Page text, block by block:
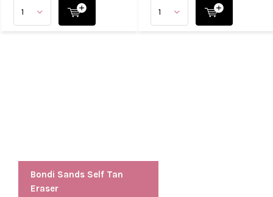
Bondi Sands Self Tan
Eraser